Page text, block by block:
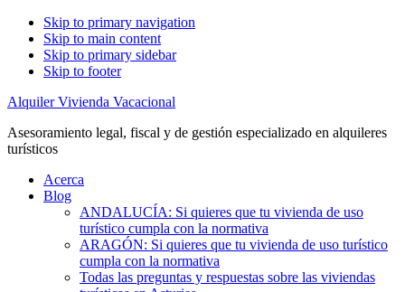
Skip to primary navigation
Skip to main content
Skip to primary sidebar
Skip to footer
Alquiler Vivienda Vacacional
Asesoramiento legal, fiscal y de gestión especializado en alquileres
turísticos
Acerca
Blog
ANDALUCÍA: Si quieres que tu vivienda de uso
turístico cumpla con la normativa
ARAGÓN: Si quieres que tu vivienda de uso turístico
cumpla con la normativa
Todas las preguntas y respuestas sobre las viviendas